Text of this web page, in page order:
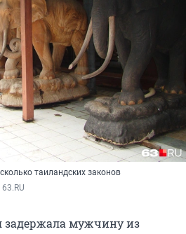
таиландских законов
задержала мужчину из